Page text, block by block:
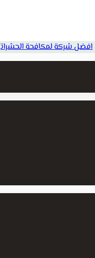
افضل شركة لمكافحة الحشرات